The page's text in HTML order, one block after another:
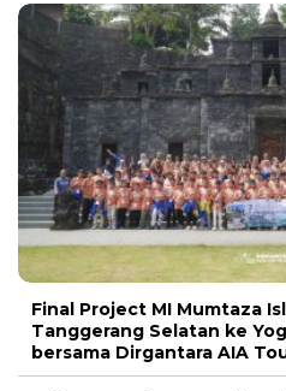
Final Project MI Mumtaza
Tanggerang Selatan ke
bersama Dirgantara AIA